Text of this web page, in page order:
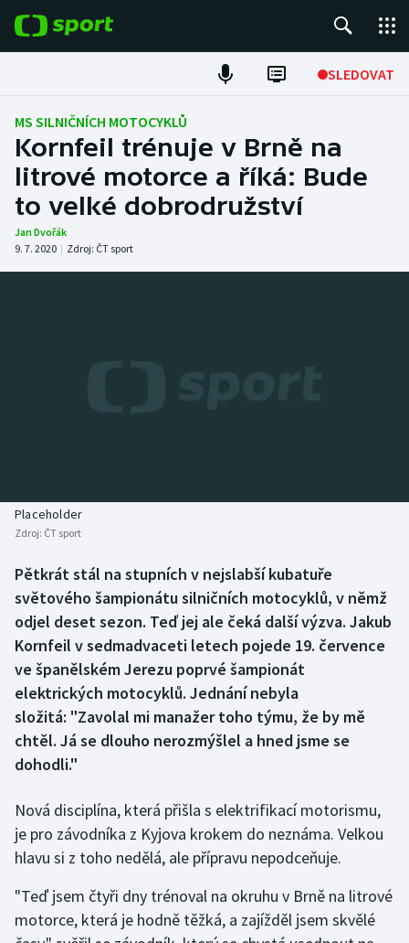
SLEDOVAT
Fotbal
Hokej
Tenis
Atletika
Biatlon
Box
Curling
Dostihy
Florbal
Futsal
Golf
Gymnastika
Házená
Aplikace ČT sport
MS SILNIČNÍCH MOTOCYKLŮ
Kornfeil trénuje v Brně na
litrové motorce a říká: Bude
to velké dobrodružství
Jan Dvořák
9. 7. 2020 | Zdroj: ČT sport
Placeholder
Zdroj: ČT sport
Pětkrát stál na stupních v nejslabší kubatuře
světového šampionátu silničních motocyklů, v němž
odjel deset sezon. Teď jej ale čeká další výzva. Jakub
Kornfeil v sedmadvaceti letech pojede 19. července
ve španělském Jerezu poprvé šampionát
elektrických motocyklů. Jednání nebyla
složitá: "Zavolal mi manažer toho týmu, že by mě
chtěl. Já se dlouho nerozmýšlel a hned jsme se
dohodli."
Nová disciplína, která přišla s elektrifikací motorismu,
je pro závodníka z Kyjova krokem do neznáma. Velkou
hlavu si z toho nedělá, ale přípravu nepodceňuje.
"Teď jsem čtyři dny trénoval na okruhu v Brně na litrové
motorce, která je hodně těžká, a zajížděl jsem skvělé